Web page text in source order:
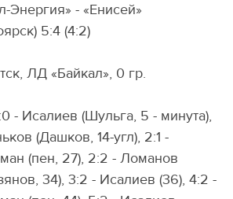
Энергия» - «Енисей»
5:4 (4:2)
ЛД «Байкал», 0 гр.
- Исалиев (Шульга, 5 - минута),
(Дашков, 14-угл), 2:1 -
(пен, 27), 2:2 - Ломанов
34), 3:2 - Исалиев (36), 4:2 -